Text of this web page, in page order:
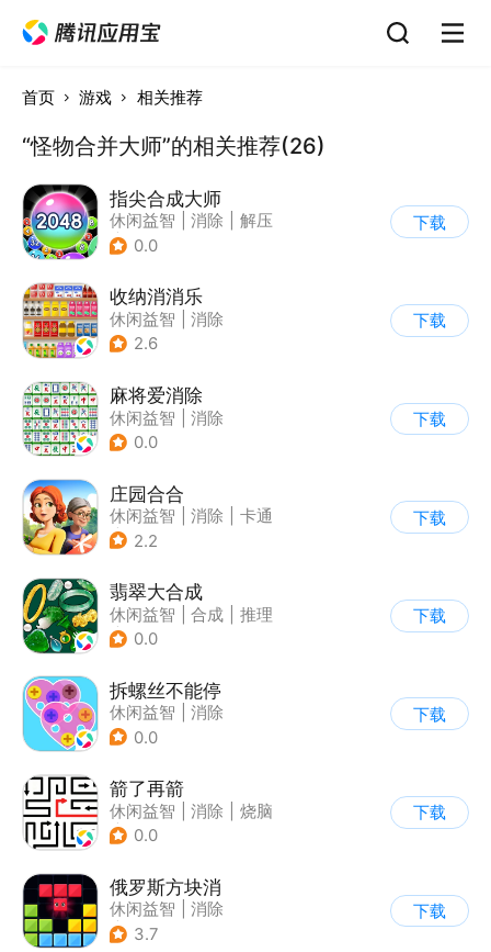
首页 游戏 相关推荐
“怪物合并大师”的相关推荐(26)
指尖合成大师
休闲益智 消除
解压
| 烧脑
0.0
下载
收纳消消乐
休闲益智
消除
2.6
下载
麻将爱消除
休闲益智
消除
0.0
下载
庄园合合
休闲益智 消除
卡通
| 腾讯
2.2
下载
翡翠大合成
休闲益智 合成
推理
| 写实
0.0
下载
拆螺丝不能停
休闲益智
消除
0.0
下载
箭了再箭
休闲益智 消除
烧脑
| 清新
0.0
下载
俄罗斯方块消
休闲益智
消除
| 俄罗斯方块
3.7
下载